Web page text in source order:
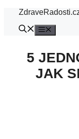
Přeskočit
obsah
5
JAK